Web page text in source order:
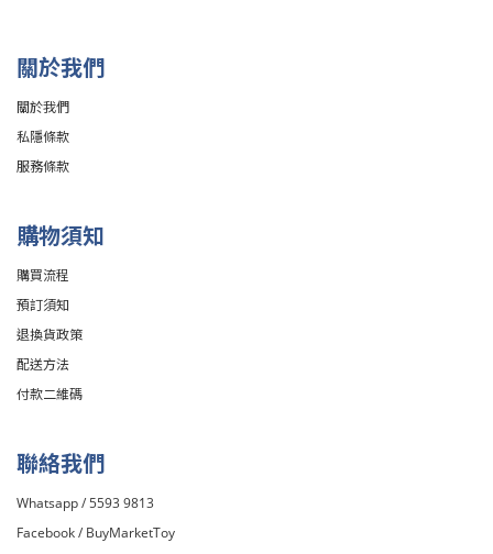
關於我們
關於我們
私隱條款
服務條款
購物須知
購買流程
預訂須知
退換貨政策
配送方法
付款二維碼
聯絡我們
Whatsapp / 5593 9813
Facebook / BuyMarketToy